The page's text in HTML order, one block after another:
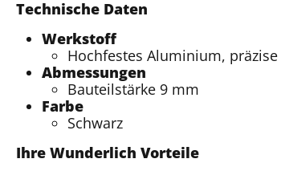
Technische Daten
Werkstoff
Hochfestes Aluminium,
Abmessungen
Bauteilstärke 9 mm
Farbe
Schwarz
Ihre Wunderlich Vorteile